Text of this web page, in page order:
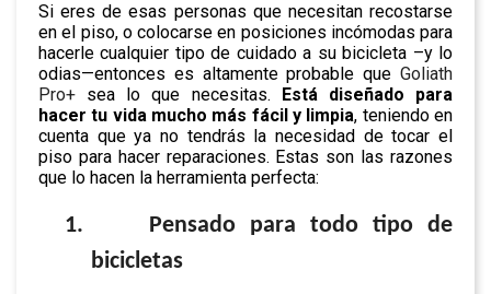
Si eres de esas personas que necesitan recostarse
en el piso, o colocarse en posiciones incómodas para
hacerle cualquier tipo de cuidado a su bicicleta –y lo
odias—entonces es altamente probable que Goliath
Pro+ sea lo que necesitas. Está diseñado para
hacer tu vida mucho más fácil y limpia, teniendo en
cuenta que ya no tendrás la necesidad de tocar el
piso para hacer reparaciones. Estas son las razones
que lo hacen la herramienta perfecta:
1.
Pensado para todo tipo de
bicicletas